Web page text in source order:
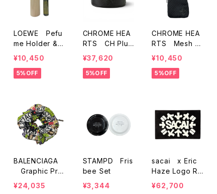
LOEWE Pefu
me Holder & E
SENCIA15ml
¥10,450
5%OFF
CHROME HEA
RTS CH Plus
Patch Leather
¥37,620
5%OFF
CHROME HEA
RTS Mesh E
yewear Case
¥10,450
5%OFF
BALENCIAGA
Graphic Prin
t Scrunchie
¥24,035
STAMPD Fris
bee Set
¥3,344
sacai x Eric
Haze Logo Ru
g
¥62,700